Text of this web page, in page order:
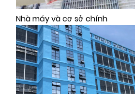
Nhà máy và cơ sở chính